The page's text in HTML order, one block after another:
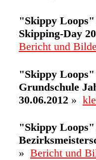
"Skippy Loops"
Skipping-Day
Bericht und
"Skippy Loops"
Grundschule
30.06.2012 »
"Skippy
» Bericht und